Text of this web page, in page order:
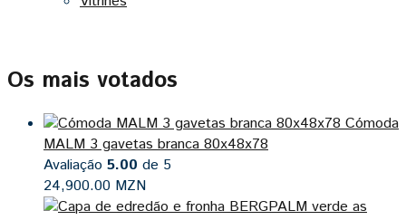
Os mais votados
Cómoda
MALM 3 gavetas branca 80x48x78
Avaliação 5.00 de 5
24,900.00 MZN